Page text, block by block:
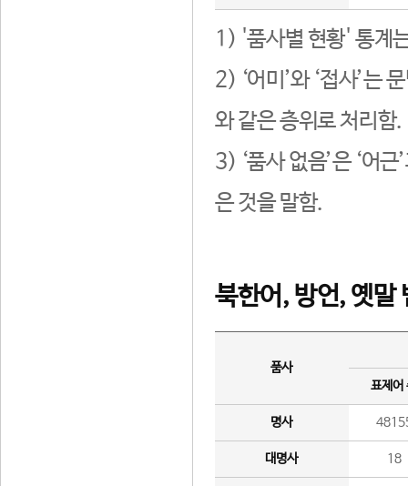
1) '품사별 현황' 통계
2) ‘어미’와 ‘접사’는
와 같은 층위로 처리함.
3) ‘품사 없음’은 ‘어
은 것을 말함.
북한어, 방언, 옛말
품사
표제어
명사
대명사 18